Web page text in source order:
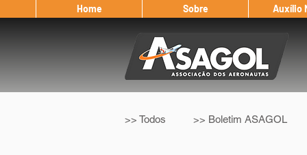
Home Sobre Auxílio
>> Todos >> Boletim ASAGOL